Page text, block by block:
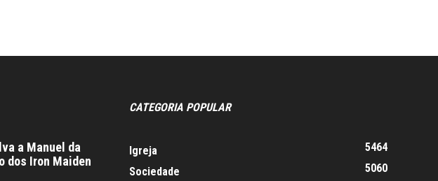
a Manuel da
dos Iron Maiden
CATEGORIA POPULAR
Igreja
5464
Sociedade
5060